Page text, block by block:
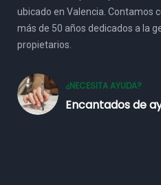
ubicado en Valencia. Contamos
más de 50 años dedicados a la
propietarios.
¿NECESITA AYUDA?
Encantados de